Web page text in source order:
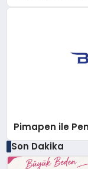
Pimapen ile
Son Dakika